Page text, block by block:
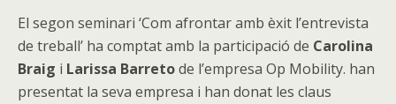
El segon seminari ‘Com afrontar amb èxit l’entrevista
de treball’ ha comptat amb la participació de Carolina
Braig i Larissa Barretode l’empresa Op Mobility. han
presentat la seva empresa i han donat les claus